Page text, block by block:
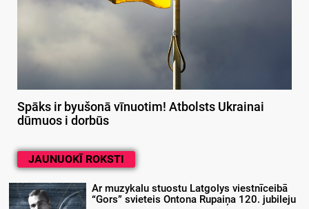
Spāks ir byušonā vīnuotim! Atbolsts Ukrainai
dūmuos i dorbūs
JAUNUOKĪ ROKSTI
Ar muzykalu stuostu Latgolys viestnīceibā
“Gors” svieteis Ontona Rupaiņa 120. jubileju